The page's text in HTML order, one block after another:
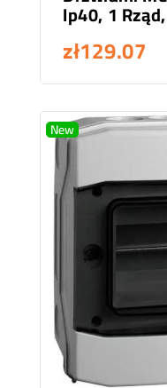
Ip40, 1
zł129.07
New